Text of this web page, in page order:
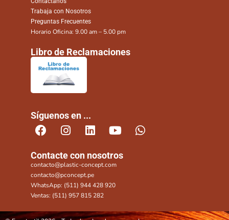
Trabaja con Nosotros
Preguntas Frecuentes
Horario Oficina: 9.00 am – 5.00 pm
Libro de Reclamaciones
Síguenos en ...
Contacte con nosotros
contacto@plastic-concept.com
contacto@pconcept.pe
WhatsApp: (511) 944 428 920
Ventas: (511) 957 815 282